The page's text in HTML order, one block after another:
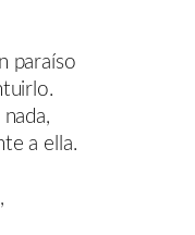
paraíso
a ella.